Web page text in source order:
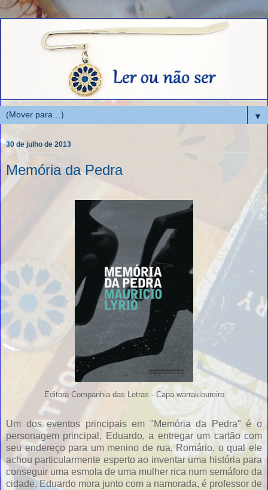
▼
30 de julho de 2013
Memória da Pedra
Editora Companhia das Letras - Capa warrakloureiro
Um dos eventos principais em "Memória da Pedra" é o
personagem principal, Eduardo, a entregar um cartão com
seu endereço para um menino de rua, Romário, o qual ele
achou particularmente esperto ao inventar uma história para
conseguir uma esmola de uma mulher rica num semáforo da
cidade. Eduardo mora junto com a namorada, é professor de